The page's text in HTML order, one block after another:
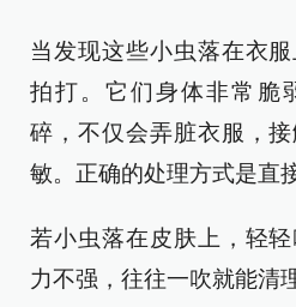
当发现这些小虫落在衣
拍打。它们身体非常脆
碎，不仅会弄脏衣服，
敏。正确的处理方式是直
若小虫落在皮肤上，轻
力不强，往往一吹就能清